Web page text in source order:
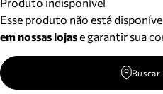
Esse produto não está
em nossas lojase garantir sua
Buscar